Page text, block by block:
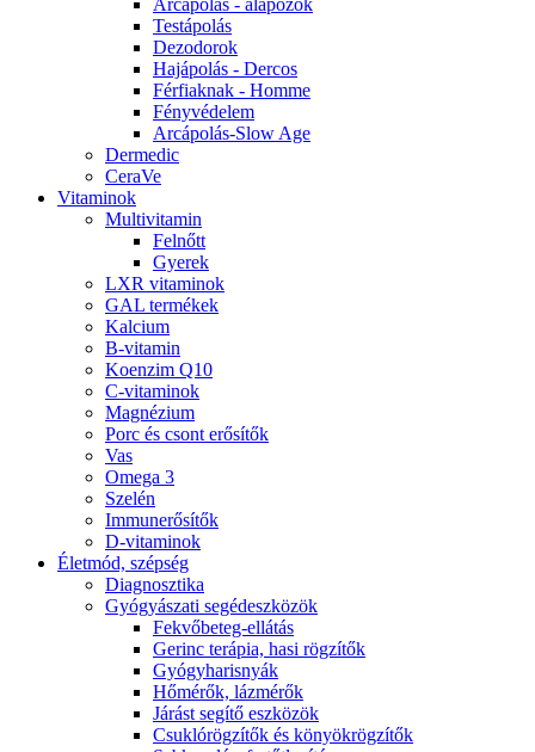
Arcápolás - alapozók
Testápolás
Dezodorok
Hajápolás - Dercos
Férfiaknak - Homme
Fényvédelem
Arcápolás-Slow Age
Dermedic
CeraVe
Vitaminok
Multivitamin
Felnőtt
Gyerek
LXR vitaminok
GAL termékek
Kalcium
B-vitamin
Koenzim Q10
C-vitaminok
Magnézium
Porc és csont erősítők
Vas
Omega 3
Szelén
Immunerősítők
D-vitaminok
Életmód, szépség
Diagnosztika
Gyógyászati segédeszközök
Fekvőbeteg-ellátás
Gerinc terápia, hasi rögzítők
Gyógyharisnyák
Hőmérők, lázmérők
Járást segítő eszközök
Csuklórögzítők és könyökrögzítők